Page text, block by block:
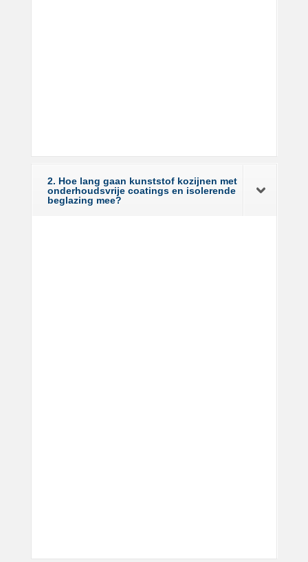
2. Hoe lang gaan kunststof kozijnen met
onderhoudsvrije coatings en isolerende
beglazing mee?